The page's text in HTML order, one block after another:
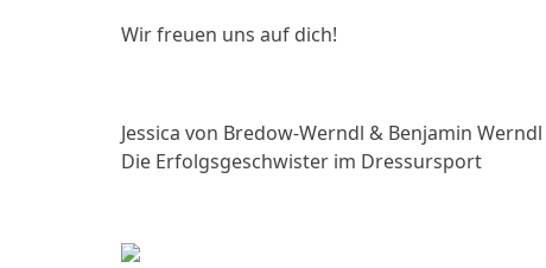
Wir freuen uns auf dich!
Jessica von Bredow-Werndl & Benjamin Werndl
Die Erfolgsgeschwister im Dressursport